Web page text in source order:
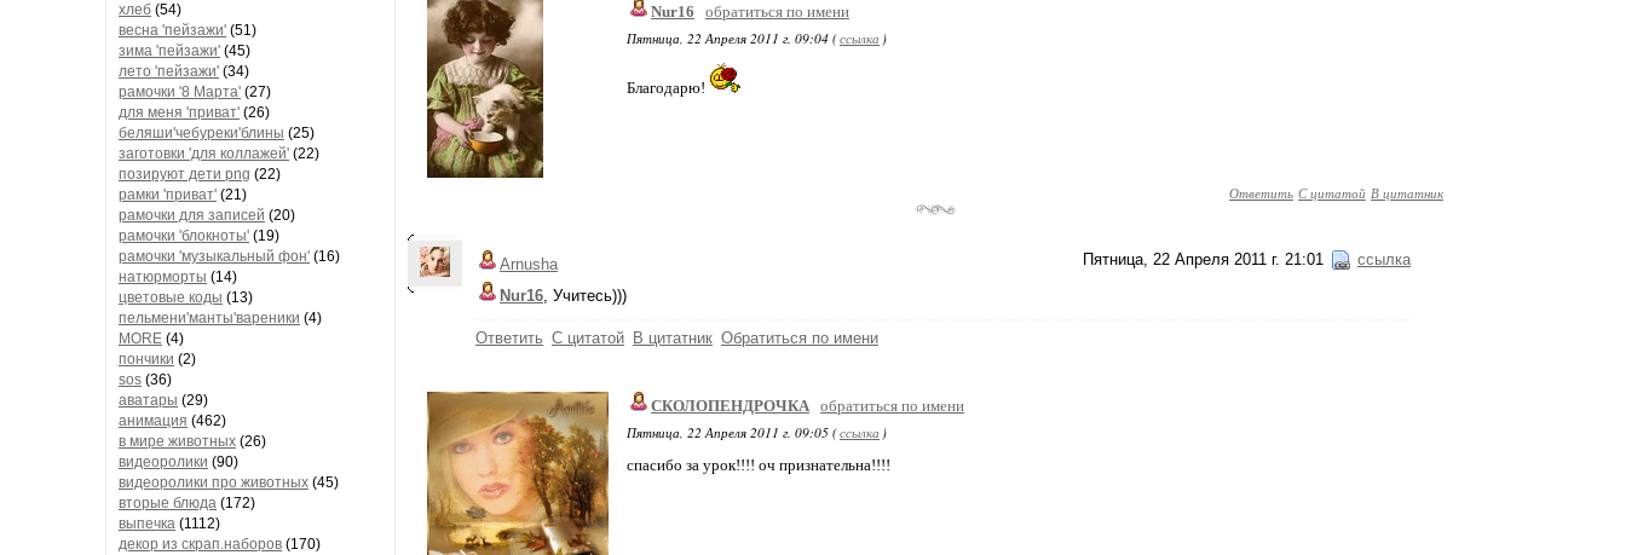
хлеб (54)
весна 'пейзажи' (51)
зима 'пейзажи' (45)
лето 'пейзажи' (34)
рамочки '8 Марта' (27)
для меня 'приват' (26)
беляши'чебуреки'блины (25)
заготовки 'для коллажей' (22)
позируют дети png (22)
рамки 'приват' (21)
рамочки для записей (20)
рамочки 'блокноты' (19)
рамочки 'музыкальный фон' (16)
натюрморты (14)
цветовые коды (13)
пельмени'манты'вареники (4)
MORE (4)
пончики (2)
sos (36)
аватары (29)
анимация (462)
в мире животных (26)
видеоролики (90)
видеоролики про животных (45)
вторые блюда (172)
выпечка (1112)
декор из скрап.наборов (170)
Nur16
обратиться по имени
Пятница, 22 Апреля 2011 г. 09:04 (ссылка )
Благодарю!
Ответить С цитатой В цитатник
Пятница, 22 Апреля 2011 г. 21:01 ссылка
Arnusha
Nur16, Учитесь)))
Ответить С цитатой В цитатник Обратиться по имени
СКОЛОПЕНДРОЧКА обратиться по имени
Пятница, 22 Апреля 2011 г. 09:05 (ссылка )
спасибо за урок!!!! оч признательна!!!!